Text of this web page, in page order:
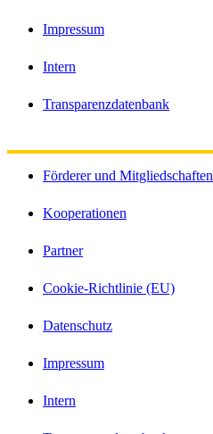
Impressum
Intern
Transparenzdatenbank
Förderer und Mitgliedschaften
Kooperationen
Partner
Cookie-Richtlinie (EU)
Datenschutz
Impressum
Intern